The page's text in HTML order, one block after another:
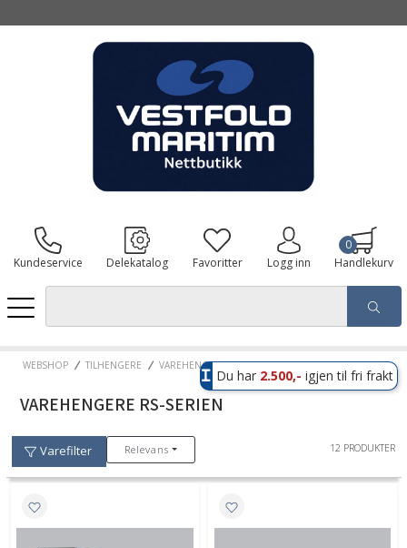
Kundeservice Delekatalog Favoritter Logg inn Handlekurv
0
WEBSHOP TILHENGERE VAREHENGERE RS-SERIEN
Du har 2.500,- igjen til fri frakt
VAREHENGERE RS-SERIEN
Varefilter Relevans 12 PRODUKTER